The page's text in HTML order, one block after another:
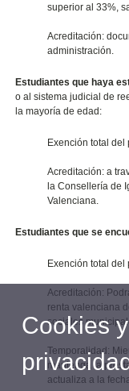
superior al 33%,
Acreditación:
administración.
Estudiantes que haya
o al sistema judicial de
la mayoría de edad:
Exención total del
Acreditación: a
la Consellería de
Valenciana.
Estudiantes que se
Exención total del
Acreditación:
renta valenciana
sociales
Temporalidad:
mantenga la
actualiza a la
Cookies